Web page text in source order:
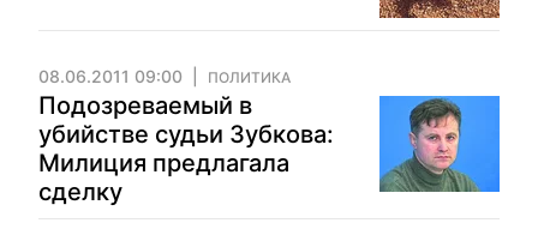
08.06.2011 09:00 ПОЛИТИКА
Подозреваемый в
убийстве судьи Зубкова:
Милиция предлагала
сделку